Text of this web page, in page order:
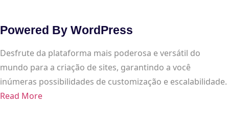
Powered By WordPress
Desfrute da plataforma mais poderosa e versátil do
mundo para a criação de sites, garantindo a você
inúmeras possibilidades de customização e escalabilidade.
Read More